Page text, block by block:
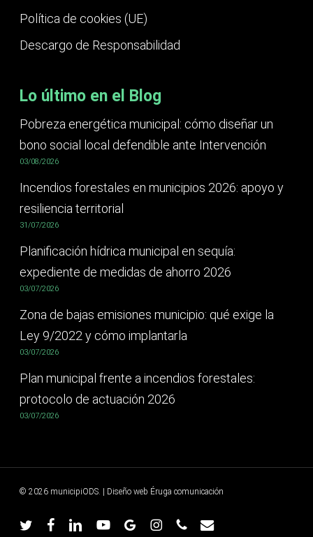
Política de cookies (UE)
Descargo de Responsabilidad
Lo último en el Blog
Pobreza energética municipal: cómo diseñar un
bono social local defendible ante Intervención
03/08/2026
Incendios forestales en municipios 2026: apoyo y
resiliencia territorial
31/07/2026
Planificación hídrica municipal en sequía:
expediente de medidas de ahorro 2026
03/07/2026
Zona de bajas emisiones municipio: qué exige la
Ley 9/2022 y cómo implantarla
03/07/2026
Plan municipal frente a incendios forestales:
protocolo de actuación 2026
03/07/2026
© 2026 municipiODS. | Diseño web Éruga comunicación
twitter facebooklinkedin youtubegoogle- instagramphone email